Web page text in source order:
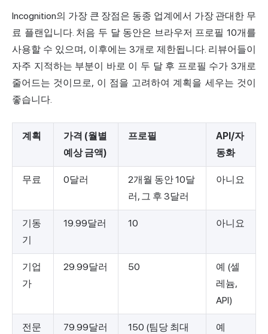
Incognition의 가장 큰 장점은 동종 업계에서 가장 관대한 무
료 플랜입니다. 처음 두 달 동안은 브라우저 프로필 10개를
사용할 수 있으며, 이후에는 3개로 제한됩니다. 리뷰어들이
자주 지적하는 부분이 바로 이 두 달 후 프로필 수가 3개로
줄어드는 것이므로, 이 점을 고려하여 계획을 세우는 것이
좋습니다.
계획
가격 (월별
예상 금액)
프로필
API/자
동화
무료 0달러
2개월 동안 10달
러, 그 후 3달러
아니요
기동
기
19.99달러 10 아니요
기업
가
29.99달러 50
예 (셀
레늄,
API)
전문
79.99달러
150 (팀당 최대
예